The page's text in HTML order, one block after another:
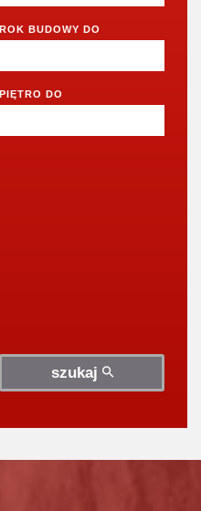
6 pokoi
ROK BUDOWY DO
PIĘTRO DO
szukaj